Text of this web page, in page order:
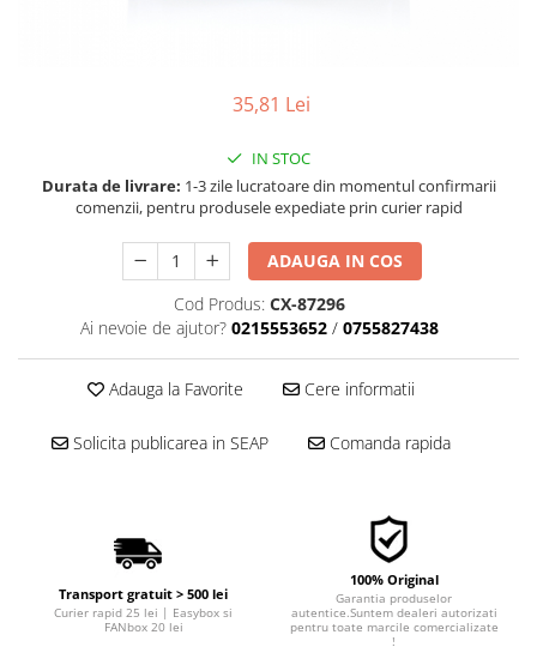
■ Filtre combustibil
■ Filtre habitaclu
■ Filtre hidraulice
■ Filtre aditivi
► Piese auto
Filtre agent racire
Accesorii filtre
Filtre ulei
35,81 Lei
IN STOC
Durata de livrare: 1-3 zile lucratoare din momentul confirmarii
comenzii, pentru produsele expediate prin curier rapid
ADAUGA IN COS
Cod Produs: CX-87296
Ai nevoie de ajutor? 0215553652 / 0755827438
Adauga la Favorite Cere informatii
Solicita publicarea in SEAP Comanda rapida
Transport gratuit > 500 lei
Curier rapid 25 lei | Easybox si
FANbox 20 lei
100% Original
Garantia produselor
autentice.Suntem dealeri autorizati
pentru toate marcile comercializate
!